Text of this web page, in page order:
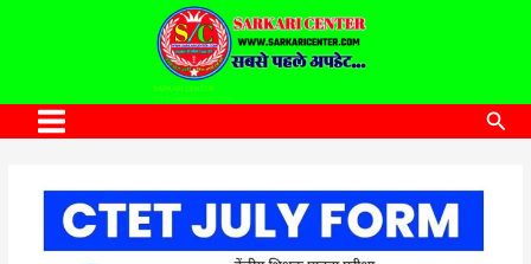
SARKARI CENTER
www.sarkaricenter.com
Main